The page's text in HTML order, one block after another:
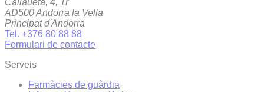
Callaueta, 4, 1r
AD500 Andorra la Vella
Principat d'Andorra
Tel. +376 80 88 88
Formulari de contacte
Serveis
Farmàcies de guàrdia